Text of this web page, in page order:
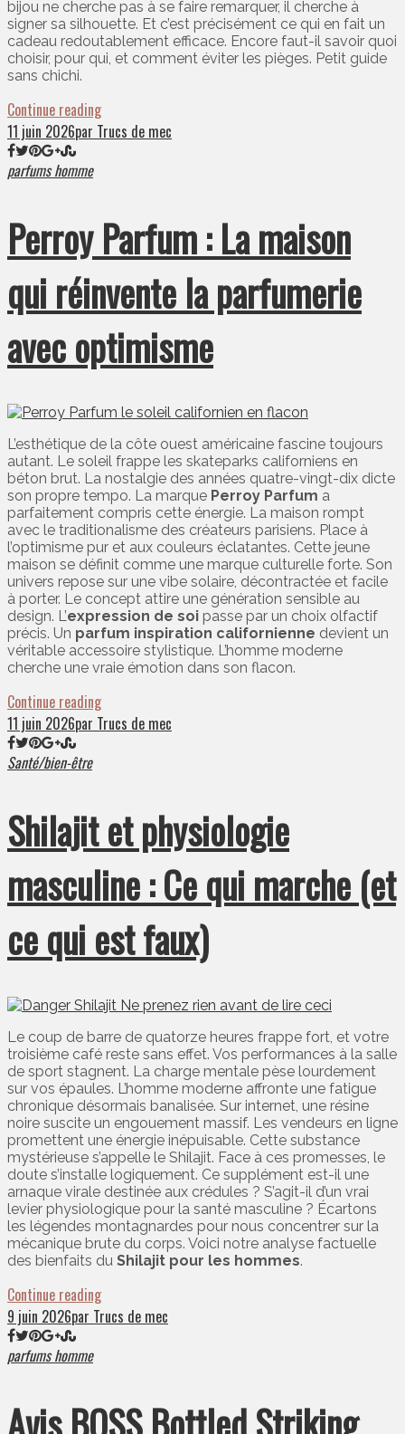
bijou ne cherche pas à se faire remarquer, il cherche à
signer sa silhouette. Et c’est précisément ce qui en fait un
cadeau redoutablement efficace. Encore faut-il savoir quoi
choisir, pour qui, et comment éviter les pièges. Petit guide
sans chichi.
Continue reading
11 juin 2026par Trucs de mec
parfums homme
Perroy Parfum : La maison
qui réinvente la parfumerie
avec optimisme
L’esthétique de la côte ouest américaine fascine toujours
autant. Le soleil frappe les skateparks californiens en
béton brut. La nostalgie des années quatre-vingt-dix dicte
son propre tempo. La marque Perroy Parfum a
parfaitement compris cette énergie. La maison rompt
avec le traditionalisme des créateurs parisiens. Place à
l’optimisme pur et aux couleurs éclatantes. Cette jeune
maison se définit comme une marque culturelle forte. Son
univers repose sur une vibe solaire, décontractée et facile
à porter. Le concept attire une génération sensible au
design. L’expression de soi passe par un choix olfactif
précis. Un parfum inspiration californienne devient un
véritable accessoire stylistique. L’homme moderne
cherche une vraie émotion dans son flacon.
Continue reading
11 juin 2026par Trucs de mec
Santé/bien-être
Shilajit et physiologie
masculine : Ce qui marche (et
ce qui est faux)
Le coup de barre de quatorze heures frappe fort, et votre
troisième café reste sans effet. Vos performances à la salle
de sport stagnent. La charge mentale pèse lourdement
sur vos épaules. L’homme moderne affronte une fatigue
chronique désormais banalisée. Sur internet, une résine
noire suscite un engouement massif. Les vendeurs en ligne
promettent une énergie inépuisable. Cette substance
mystérieuse s’appelle le Shilajit. Face à ces promesses, le
doute s’installe logiquement. Ce supplément est-il une
arnaque virale destinée aux crédules ? S’agit-il d’un vrai
levier physiologique pour la santé masculine ? Écartons
les légendes montagnardes pour nous concentrer sur la
mécanique brute du corps. Voici notre analyse factuelle
des bienfaits du Shilajit pour les hommes.
Continue reading
9 juin 2026par Trucs de mec
parfums homme
Avis BOSS Bottled Striking